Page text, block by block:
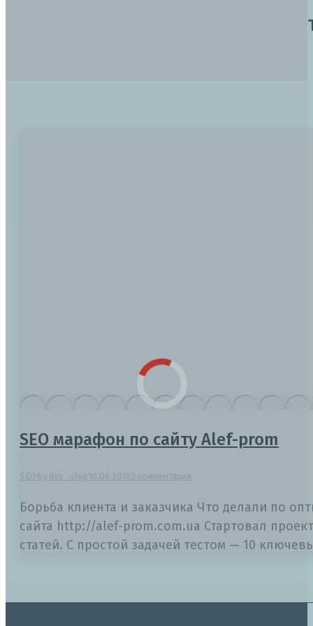
SEO марафон по сайту Alef-prom
SEO By dez_oleg 10.06.2016 2 комментария
Борьба клиента и заказчика Что делали по
сайта http://alef-prom.com.ua Стартовал
статей. С простой задачей тестом — 10